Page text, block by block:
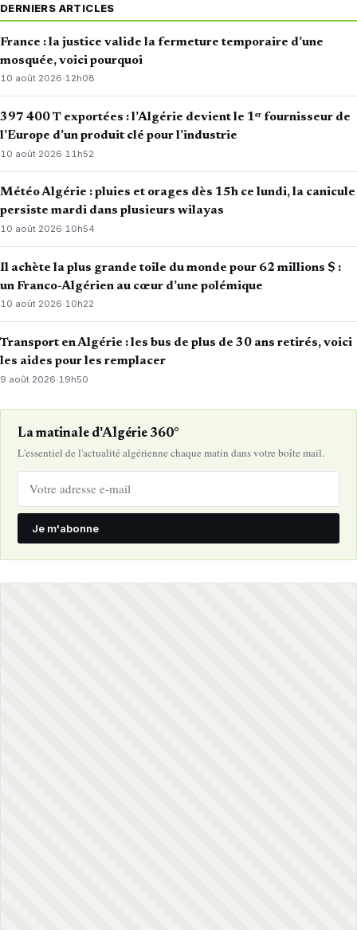
DERNIERS ARTICLES
France : la justice valide la fermeture temporaire d’une
mosquée, voici pourquoi
10 août 2026·12h08
397 400 T exportées : l’Algérie devient le 1ᵉʳ fournisseur de
l’Europe d’un produit clé pour l’industrie
10 août 2026· 11h52
Météo Algérie : pluies et orages dès 15h ce lundi, la canicule
persiste mardi dans plusieurs wilayas
10 août 2026·10h54
Il achète la plus grande toile du monde pour 62 millions $ :
un Franco-Algérien au cœur d’une polémique
10 août 2026·10h22
Transport en Algérie : les bus de plus de 30 ans retirés, voici
les aides pour les remplacer
9 août 2026·19h50
La matinale d'Algérie 360°
L'essentiel de l'actualité algérienne chaque matin dans votre boîte mail.
Je m'abonne